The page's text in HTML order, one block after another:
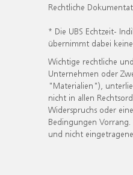
Rechtliche
* Die UBS Echtzeit-
übernimmt dabei
Wichtige rechtliche
Unternehmen oder
"Materialien"),
nicht in allen
Widerspruchs oder
Bedingungen
und nicht